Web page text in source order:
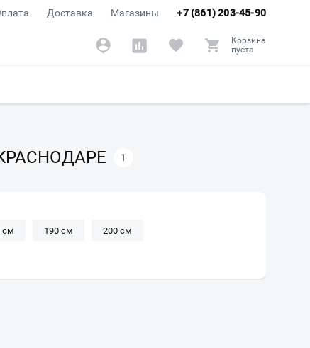
+7 (861) 203-45-90
Доставка Магазины
Корзина
пуста
1
см 190 см 200 см